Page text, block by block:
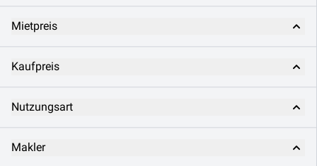
Mietpreis
Kaufpreis
Nutzungsart
Makler